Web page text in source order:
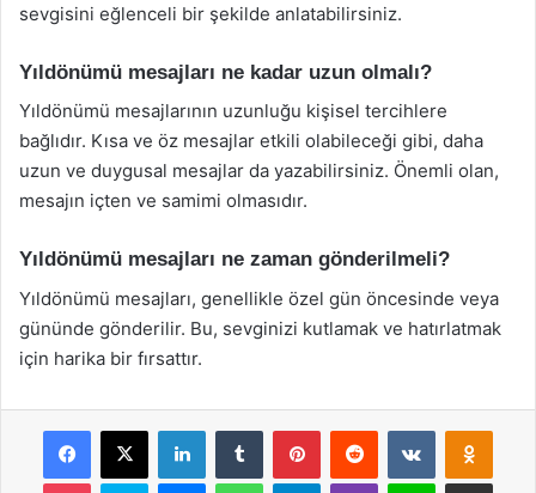
sevgisini eğlenceli bir şekilde anlatabilirsiniz.
Yıldönümü mesajları ne kadar uzun olmalı?
Yıldönümü mesajlarının uzunluğu kişisel tercihlere
bağlıdır. Kısa ve öz mesajlar etkili olabileceği gibi, daha
uzun ve duygusal mesajlar da yazabilirsiniz. Önemli olan,
mesajın içten ve samimi olmasıdır.
Yıldönümü mesajları ne zaman gönderilmeli?
Yıldönümü mesajları, genellikle özel gün öncesinde veya
gününde gönderilir. Bu, sevginizi kutlamak ve hatırlatmak
için harika bir fırsattır.
Facebook
X LinkedInTumblr PinterestReddit VKontakte
Pocket Skype MessengerWhatsAppTelegramViber Line E-Posta ile